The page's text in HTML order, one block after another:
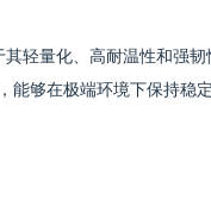
轻量化、高耐温性和强
能够在极端环境下保持稳